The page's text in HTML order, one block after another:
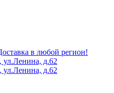
в любой регион!
д.62
д.62